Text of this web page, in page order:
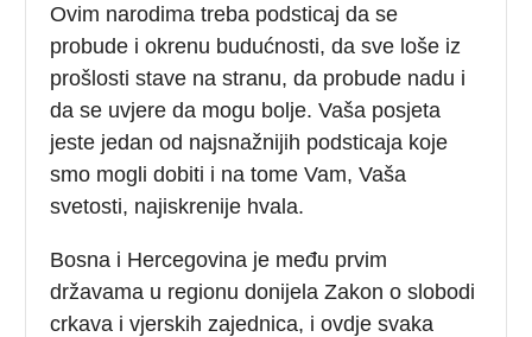
Ovim narodima treba podsticaj da se
probude i okrenu budućnosti, da sve loše iz
prošlosti stave na stranu, da probude nadu i
da se uvjere da mogu bolje. Vaša posjeta
jeste jedan od najsnažnijih podsticaja koje
smo mogli dobiti i na tome Vam, Vaša
svetosti, najiskrenije hvala.
Bоsnа i Hеrcеgоvinа je mеđu prvim
držаvаmа u rеgiоnu dоniјеlа Zаkоn о slоbоdi
crkаvа i vјеrskih zајеdnicа, i ovdje svаkа